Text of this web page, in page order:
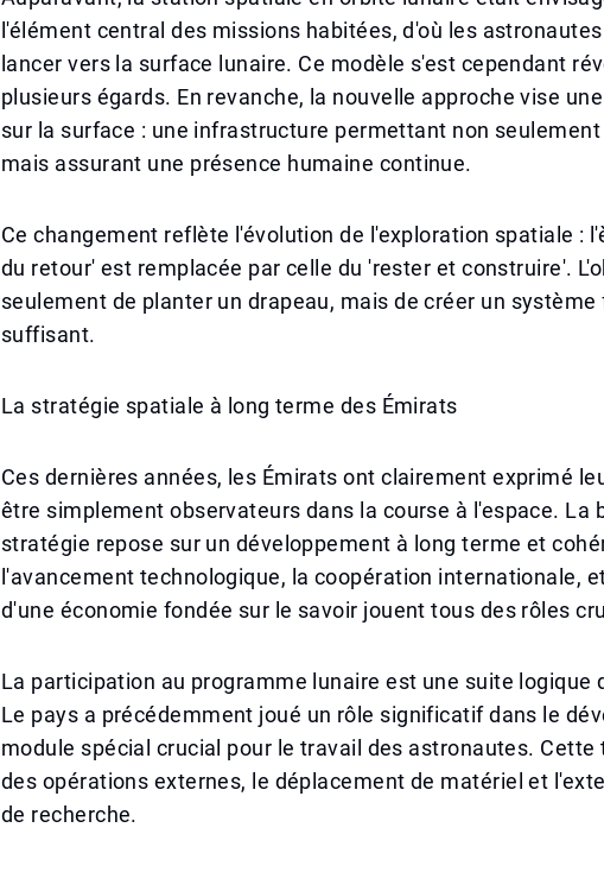
l'élément central des missions habitées, d'où les
lancer vers la surface lunaire. Ce modèle s'est cependant
plusieurs égards. En revanche, la nouvelle approche vise
sur la surface : une infrastructure permettant non
mais assurant une présence humaine continue.
Ce changement reflète l'évolution de l'exploration spatiale :
du retour' est remplacée par celle du 'rester et construire'.
seulement de planter un drapeau, mais de créer un
suffisant.
La stratégie spatiale à long terme des Émirats
Ces dernières années, les Émirats ont clairement exprimé
être simplement observateurs dans la course à l'espace. La
stratégie repose sur un développement à long terme et
l'avancement technologique, la coopération internationale,
d'une économie fondée sur le savoir jouent tous des rôles
La participation au programme lunaire est une suite logique
Le pays a précédemment joué un rôle significatif dans le
module spécial crucial pour le travail des astronautes.
des opérations externes, le déplacement de matériel et
de recherche.